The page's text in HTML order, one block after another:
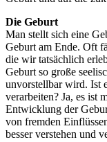
Die Geburt
Man stellt sich eine
Geburt am Ende. Oft
die wir tatsächlich
Geburt so große
unvorstellbar wird. Ist
verarbeiten? Ja, es ist
Entwicklung der
von fremden
besser verstehen und